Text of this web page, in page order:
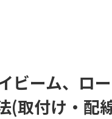
ビーム、ロ
(取付け・配